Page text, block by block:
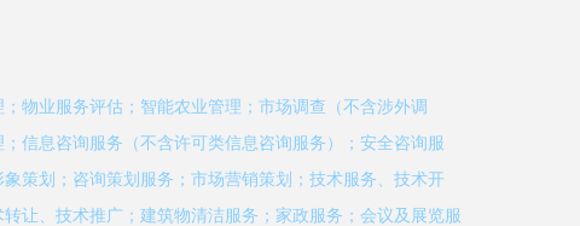
物业服务评估；智能农业管理；市场调查（不含涉外调
信息咨询服务（不含许可类信息咨询服务）；安全咨询服
策划；咨询策划服务；市场营销策划；技术服务、技术开
让、技术推广；建筑物清洁服务；家政服务；会议及展览服